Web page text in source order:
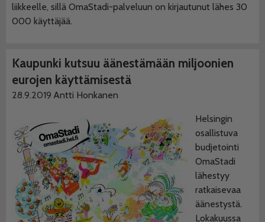
liikkeelle, sillä OmaStadi-palveluun on kirjautunut lähes 30
000 käyttäjää.
Kaupunki kutsuu äänestämään miljoonien
eurojen käyttämisestä
28.9.2019 Antti Honkanen
Helsingin
osallistuva
budjetointi
OmaStadi
lähestyy
ratkaisevaa
äänestystä.
Lokakuussa